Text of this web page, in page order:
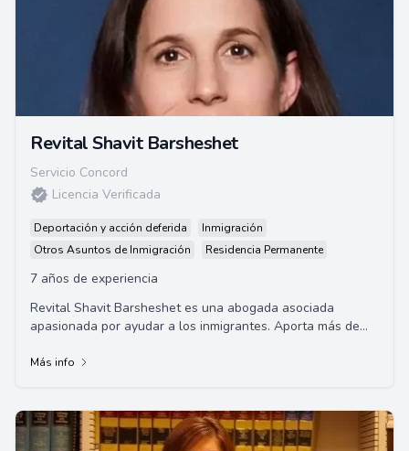
Revital Shavit Barsheshet
Servicio Concord
Licencia Verificada
Deportación y acción deferida
Inmigración
Otros Asuntos de Inmigración
Residencia Permanente
7 años de experiencia
Revital Shavit Barsheshet es una abogada asociada
apasionada por ayudar a los inmigrantes. Aporta más de
Más info